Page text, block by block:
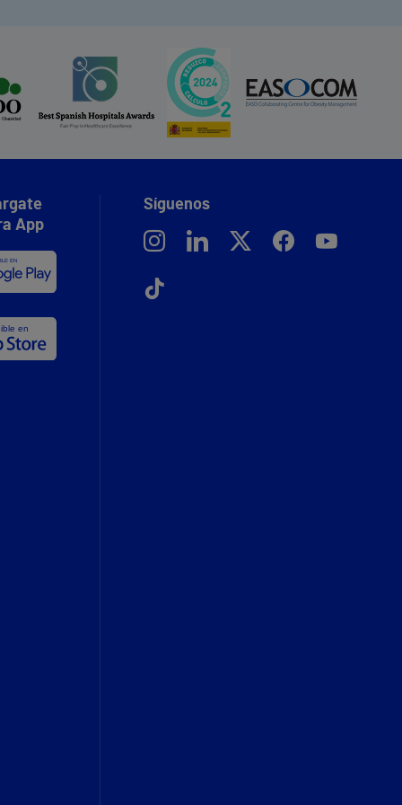
App
Síguenos